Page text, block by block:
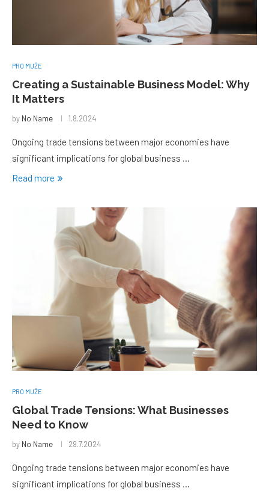
PRO MUŽE
Creating a Sustainable Business Model: Why
It Matters
by No Name 1.8.2024
Ongoing trade tensions between major economies have
significant implications for global business …
Read more
PRO MUŽE
Global Trade Tensions: What Businesses
Need to Know
by No Name 29.7.2024
Ongoing trade tensions between major economies have
significant implications for global business …